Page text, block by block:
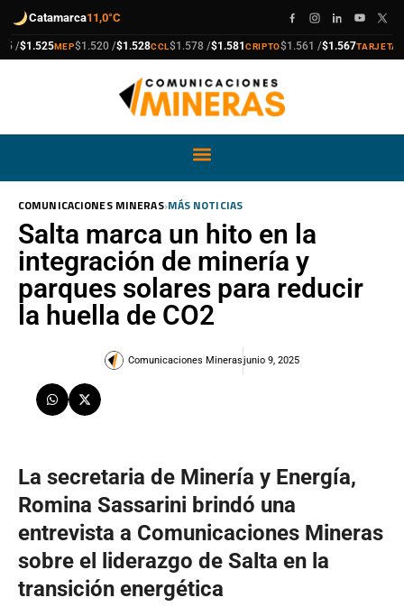
Catamarca11,0°C
$1.525MEP
compra$1.520 /
venta $1.528CCL
compra$1.578 /
venta $1.581CRIPTO
compra$1.561 /
venta $1.567TARJETA
compra
venta
COMUNICACIONES MINERAS›MÁS NOTICIAS
Salta marca un hito en la
integración de minería y
parques solares para reducir
la huella de CO2
Comunicaciones Minerasjunio 9, 2025
La secretaria de Minería y Energía,
Romina Sassarini brindó una
entrevista a Comunicaciones Mineras
sobre el liderazgo de Salta en la
transición energética